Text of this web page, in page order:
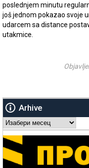
poslednjem minutu
još jednom pokazao svoje
udarcem sa distance
utakmice.
Arhive
Arhive